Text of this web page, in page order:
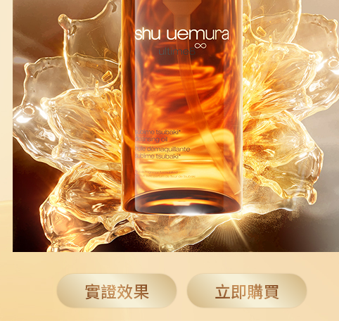
實證效果 立即購買